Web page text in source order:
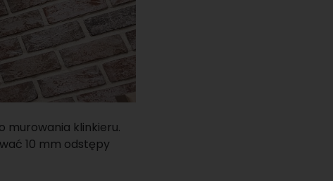
murowania klinkieru.
10 mm odstępy